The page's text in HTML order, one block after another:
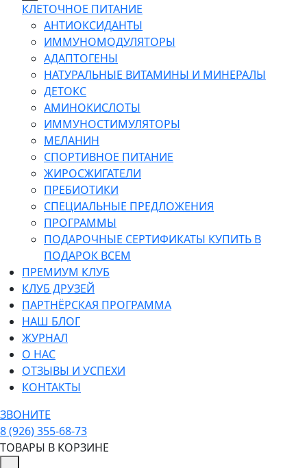
КЛЕТОЧНОЕ ПИТАНИЕ
АНТИОКСИДАНТЫ
ИММУНОМОДУЛЯТОРЫ
АДАПТОГЕНЫ
НАТУРАЛЬНЫЕ ВИТАМИНЫ И МИНЕРАЛЫ
ДЕТОКС
АМИНОКИСЛОТЫ
ИММУНОСТИМУЛЯТОРЫ
МЕЛАНИН
СПОРТИВНОЕ ПИТАНИЕ
ЖИРОСЖИГАТЕЛИ
ПРЕБИОТИКИ
СПЕЦИАЛЬНЫЕ ПРЕДЛОЖЕНИЯ
ПРОГРАММЫ
ПОДАРОЧНЫЕ СЕРТИФИКАТЫ КУПИТЬ В
ПОДАРОК ВСЕМ
ПРЕМИУМ КЛУБ
КЛУБ ДРУЗЕЙ
ПАРТНЁРСКАЯ ПРОГРАММА
НАШ БЛОГ
ЖУРНАЛ
О НАС
ОТЗЫВЫ И УСПЕХИ
КОНТАКТЫ
ЗВОНИТЕ
8 (926) 355-68-73
ТОВАРЫ В КОРЗИНЕ